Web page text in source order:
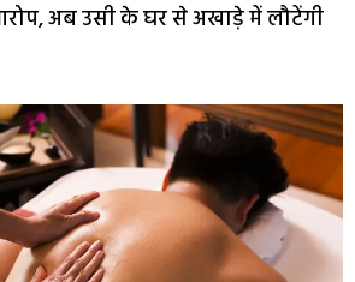
अब उसी के घर से अखाड़े में लौटेंगी